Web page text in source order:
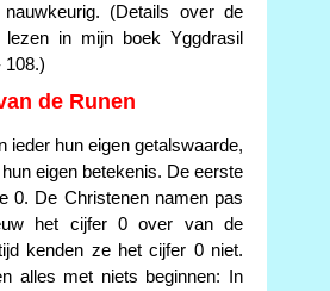
nauwkeurig. (Details over de
lezen in mijn boek Yggdrasil
108.)
de Runen
ieder hun eigen getalswaarde,
eigen betekenis. De eerste
0. De Christenen namen pas
het cijfer 0 over van de
kenden ze het cijfer 0 niet.
alles met niets beginnen: In